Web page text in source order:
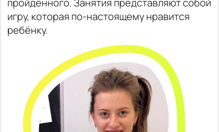
пройденного. Занятия представляют собой
игру, которая по-настоящему нравится
ребёнку.